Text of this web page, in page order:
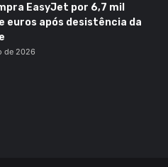
EasyJet por 6,7 mil
euros após desistência da
de 2026